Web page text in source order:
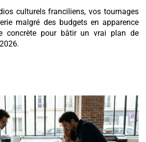
culturels franciliens, vos tournages
malgré des budgets en apparence
concrète pour bâtir un vrai plan de